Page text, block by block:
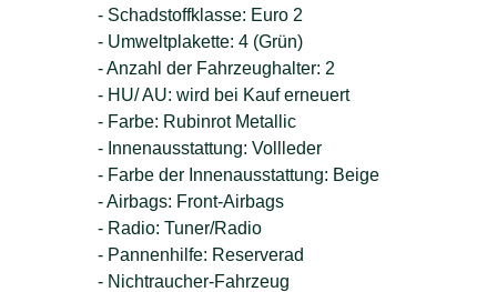
- Schadstoffklasse: Euro 2
- Umweltplakette: 4 (Grün)
- Anzahl der Fahrzeughalter: 2
- HU/ AU: wird bei Kauf erneuert
- Farbe: Rubinrot Metallic
- Innenausstattung: Vollleder
- Farbe der Innenausstattung: Beige
- Airbags: Front-Airbags
- Radio: Tuner/Radio
- Pannenhilfe: Reserverad
- Nichtraucher-Fahrzeug